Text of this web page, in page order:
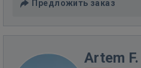
Предложить заказ
Artem F.